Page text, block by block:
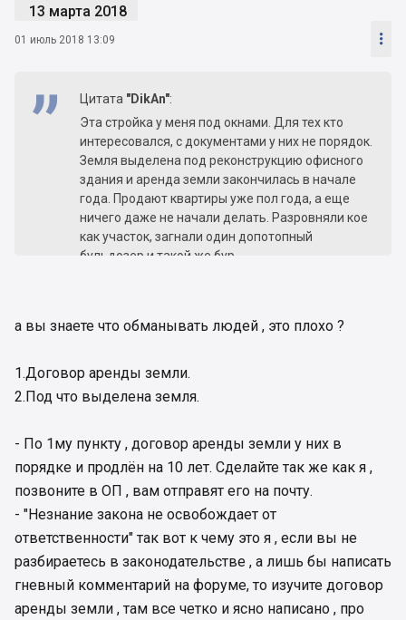
13 марта 2018
01 июль 2018 13:09 
Цитата "DikAn":
Эта стройка у меня под окнами. Для тех кто
интересовался, с документами у них не порядок.
Земля выделена под реконструкцию офисного
здания и аренда земли закончилась в начале
года. Продают квартиры уже пол года, а еще
ничего даже не начали делать. Разровняли кое
как участок, загнали один допотопный
бульдозер и такой же бур.
велосипедах и мамочки с колясками
должен стать: «Мы не можем построить даже
а вы знаете что обманывать людей , это плохо ?
1.Договор аренды земли.
2.Под что выделена земля.
- По 1му пункту , договор аренды земли у них в
порядке и продлён на 10 лет. Сделайте так же как я ,
позвоните в ОП , вам отправят его на почту.
- "Незнание закона не освобождает от
ответственности" так вот к чему это я , если вы не
разбираетесь в законодательстве , а лишь бы написать
гневный комментарий на форуме, то изучите договор
аренды земли , там все четко и ясно написано , про